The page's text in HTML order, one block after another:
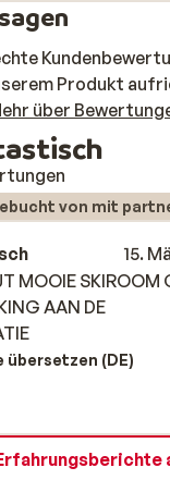
Produkt
über
von mit
15.
MOOIE SKIROOM
AAN DE
MOOIE SKIROOM
AAN DE
übersetzen (DE)